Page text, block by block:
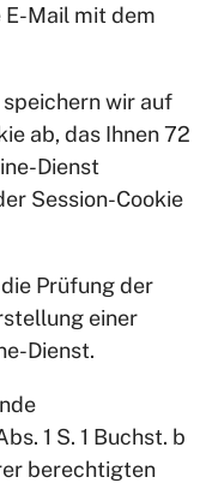
E-Mail mit dem
wir auf
ab, das Ihnen 72
Dienst
Session-Cookie
Prüfung der
einer
Dienst.
1 S. 1 Buchst. b
berechtigten